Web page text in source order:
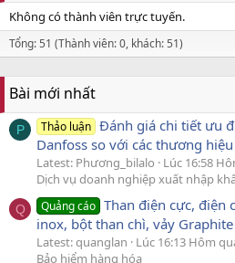
Không có thành viên trực tuyến.
Tổng: 51 (Thành viên: 0, khách: 51)
Bài mới nhất
P Thảo luận Đánh giá chi tiết ưu
Danfoss so với các thương
Latest: Phương_bilalo
Lúc 16:58
Dịch vụ doanh nghiệp xuất nhập
Q Quảng cáo Than điện cực, điện
inox, bột than chì, vảy Graphite
Latest: quanglan
Lúc 16:13 Hôm
Bảo hiểm hàng hóa